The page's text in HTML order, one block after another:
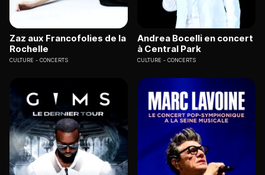
Zaz aux Francofolies de la
Rochelle
CULTURE CONCERTS
Andrea Bocelli en concert
à Central Park
CULTURE CONCERTS